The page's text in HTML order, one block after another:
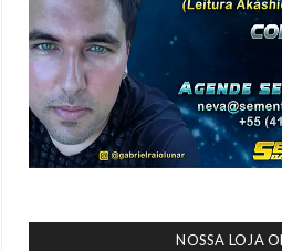
NOSSA LOJA